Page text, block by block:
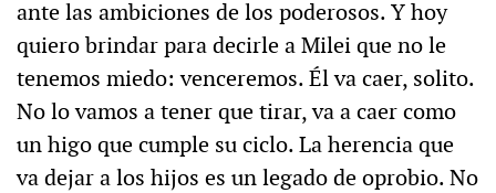
ante las ambiciones de los poderosos. Y hoy
quiero brindar para decirle a Milei que no le
tenemos miedo: venceremos. Él va caer, solito.
No lo vamos a tener que tirar, va a caer como
un higo que cumple su ciclo. La herencia que
va dejar a los hijos es un legado de oprobio. No